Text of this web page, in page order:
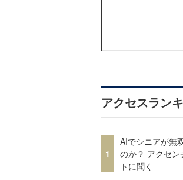
アクセスラン
1
AIでシニアが無
のか？ アクセ
トに聞く